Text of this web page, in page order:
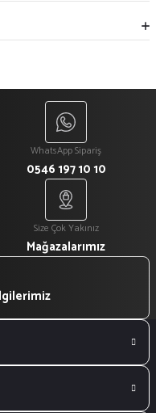
WhatsApp Sipariş
0546 197 10 10
Size Çok Yakınız
Mağazalarımız